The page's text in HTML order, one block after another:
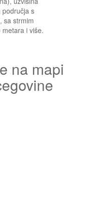
područja s
sa strmim
i više.
na mapi